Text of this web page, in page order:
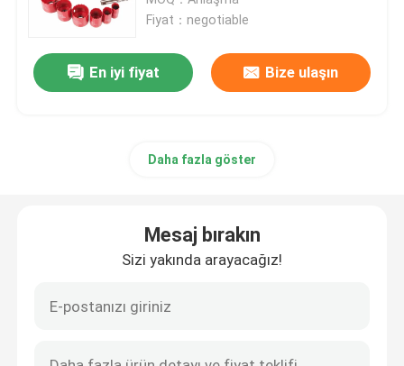
TCT Delik Testere
Fiyat：negotiable
En iyi fiyat Bize ulaşın
Daha fazla göster
Mesaj bırakın
Sizi yakında arayacağız!